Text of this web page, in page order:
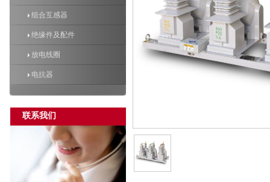
组合互感器
绝缘件及配件
放电线圈
电抗器
联系我们